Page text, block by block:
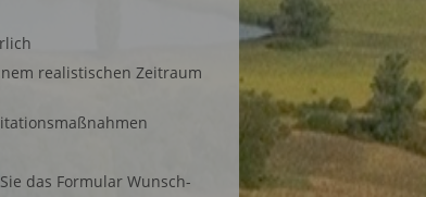
realistischen Zeitraum
das Formular Wunsch-